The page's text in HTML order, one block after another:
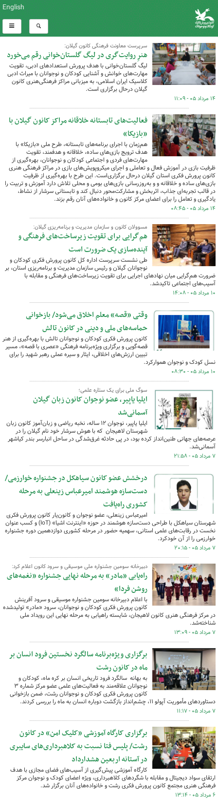
English
سرپرست معاونت فرهنگی کانون گیلان:
هنرِ روایت‌گری در لیگ گلستان‌خوانی رقم می‌خورد
لیگ گلستان‌خوانی با هدف پرورش استعدادهای ادبی، تقویت
مهارت‌های خوانش و آشنایی کودکان و نوجوانان با میراث ادبی
کلاسیک ایران اسلامی، به میزبانی مراکز فرهنگی‌هنری کانون
گیلان درحال برگزاری است.
۱۴ مرداد ۰۵ - ۱۱:۰۹
فعالیت‌های تابستانه خلاقانه مراکز کانون گیلان با
«بازیکا»
هم‌زمان با اجرای برنامه‌های تابستانه، طرح ملی «بازیکا» با
هدف ترویج بازی‌های ساده، خلاقانه و هدفمند، تقویت
مهارت‌های فردی و اجتماعی کودکان و نوجوانان، بهره‌گیری از
ظرفیت بازی در آموزش فعال و تعاملی و اجرای میکروپویش‌های بازی در مراکز فرهنگی هنری
کانون پرورش فکری استان گیلان درحال برگزاری‌است. این طرح با بهره‌گیری از ظرفیت
بازی‌های ساده و خلاقانه و و به‌روزرسانی بازی‌های بومی و محلی تلاش دارد آموزش و تربیت را
در قالب تجربه‌ای جذاب، اثربخش و مشارکت‌محور دنبال کند و تابستانی سرشار از نشاط،
یادگیری و تعامل را برای اعضای مرکز کانون و خانواده‌های آنان رقم بزند.
۱۴ مرداد ۰۵ - ۰۸:۴۵
مسوولان کانون و سازمان مدیریت و برنامه‌ریزی گیلان:
هم‌گرایی برای تقویت زیرساخت‌های فرهنگی و
آینده‌سازی یک ضرورت است
طی نشست سرپرست اداره کل کانون پرورش فکری کودکان و
نوجوانان گیلان و رئیس سازمان مدیریت و برنامه‌ریزی استان، بر
ضرورت هم‌گرایی میان نهادهای اجرایی برای تقویت زیرساخت‌های فرهنگی و مقابله با
آسیب‌های اجتماعی تاکیدشد.
۱۰ مرداد ۰۵ - ۱۴:۰۸
وقتی «قصه» معلم اخلاق می‌شود/ بازخوانی
حماسه‌های ملی و دینی در کانون تالش
کانون پرورش فکری کودکان و نوجوانان تالش با بهره‌گیری از هنر
قصه‌گویی و برگزاری ویژه‌برنامه فرهنگی «عصری با قصه»، مسیر
تبیین ارزش‌های اخلاقی، ایثار و سیره عملی رهبر شهید را برای
نسل کودک و نوجوان هموارکرد.
۱۰ مرداد ۰۵ - ۰۸:۳۰
سوگ ملی برای یک ستاره‌ علمی؛
ایلیا یاپیر، عضو نوجوان کانون زبان گیلان
آسمانی‌شد
ایلیا یاپیر، نوجوان ۱۲ ساله، نخبه ریاضی و زبان‌آموز کانون زبان
شهرستان لاهیجان که با هوش سرشار خود نام گیلان را در
عرصه‌های جهانی طنین‌انداز کرده بود، در پی حادثه غرق‌شدگی در ساحل انبارسر بندر کیاشهر
آسمانی‌شد.
۷ مرداد ۰۵ - ۲۱:۵۸
درخشش عضو کانون سیاهکل در جشنواره خوارزمی/
دست‌سازه هوشمند امیرعباس زینعلی به مرحله
کشوری راه‌یافت
امیرعباس زینعلی، عضو نوجوان و کانون‌یار کانون پرورش فکری
شهرستان سیاهکل با طراحی دست‌سازه هوشمند در حوزه «اینترنت اشیا» (IoT) و کسب عنوان
نخست در رقابت‌های علمی استانی، سهمیه حضور در مرحله کشوری دوازدهمین دوره جشنواره
خوارزمی را از آن خودکرد.
۷ مرداد ۰۵ - ۲۰:۱۵
دبیرخانه سومین جشنواره ملی موسیقی و سرود کانون اعلام کرد:
راه‌یابی «مادر» به مرحله نهایی جشنواره «نغمه‌های
روشن فردا»
با اعلام دبیرخانه سومین جشنواره موسیقی و سرود آفرینش
کانون پرورش فکری کودکان و نوجوانان، سرود «مادر» تولیدشده
در مرکز فرهنگی هنری کانون لاهیجان، شایسته راهیابی به مرحله نهایی این رویداد ملی
شناخته‌شد.
۷ مرداد ۰۵ - ۱۳:۰۹
برگزاری ویژه‌برنامه سالگرد نخستین فرود انسان بر
ماه در کانون رشت
به بهانه سالگرد فرود تاریخی انسان بر کره ماه، کودکان و
نوجوانان علاقه‌مند به فعالیت‌های علمی عضو مرکز شماره ۳
کانون پرورش فکری کودکان و نوجوانان رشت، ضمن بازخوانی
دستاوردهای مأموریت آپولو ۱۱، چشم‌انداز بازگشت دوباره انسان به ماه را بررسی کردند.
۷ مرداد ۰۵ - ۱۱:۱۷
برگزاری کارگاه آموزشی «کلیک امن» در کانون
رشت/ پلیس فتا نسبت به کلاهبرداری‌های سایبری
در آستانه اربعین هشدارداد
کارگاه آموزشی پیش‌گیری از آسیب‌های فضای مجازی با هدف
ارتقای سواد دیجیتال و مقابله با شگردهای کلاهبرداری، ویژه اعضای کودک و نوجوان مرکز
فرهنگی هنری مجتمع کانون پرورش فکری رشت و خانواده‌های آنان برگزار شد.
۶ مرداد ۰۵ - ۱۳:۱۴